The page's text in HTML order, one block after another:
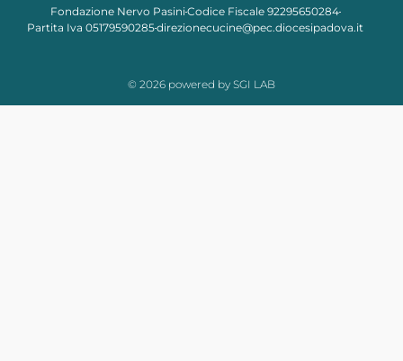
Fondazione Nervo PasiniCodice Fiscale 92295650284
Partita Iva 05179590285direzionecucine@pec.diocesipadova.it
© 2026 powered by SGI LAB